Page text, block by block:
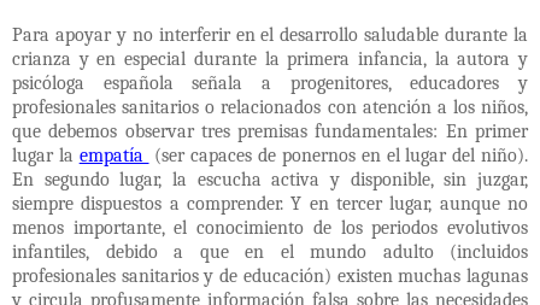
Para apoyar y no interferir en el desarrollo saludable durante la
crianza y en especial durante la primera infancia, la autora y
psicóloga española señala a progenitores, educadores y
profesionales sanitarios o relacionados con atención a los niños,
que debemos observar tres premisas fundamentales: En primer
lugar la empatía (ser capaces de ponernos en el lugar del niño).
En segundo lugar, la escucha activa y disponible, sin juzgar,
siempre dispuestos a comprender. Y en tercer lugar, aunque no
menos importante, el conocimiento de los periodos evolutivos
infantiles, debido a que en el mundo adulto (incluidos
profesionales sanitarios y de educación) existen muchas lagunas
y circula profusamente información falsa sobre las necesidades